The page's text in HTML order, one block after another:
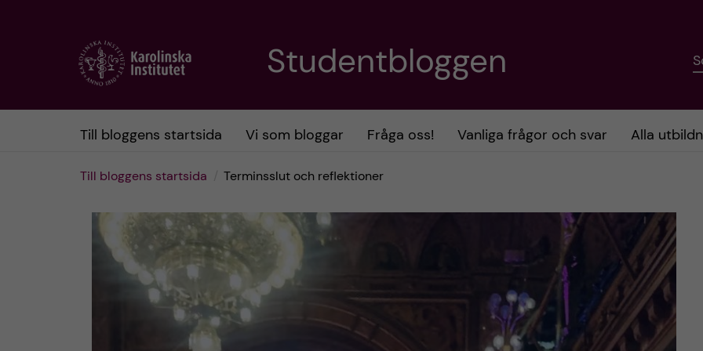
Studentbloggen
Till bloggens startsida Vi som bloggar Fråga oss! Vanliga frågor och svar Alla
Till bloggens startsida Terminsslut och reflektioner